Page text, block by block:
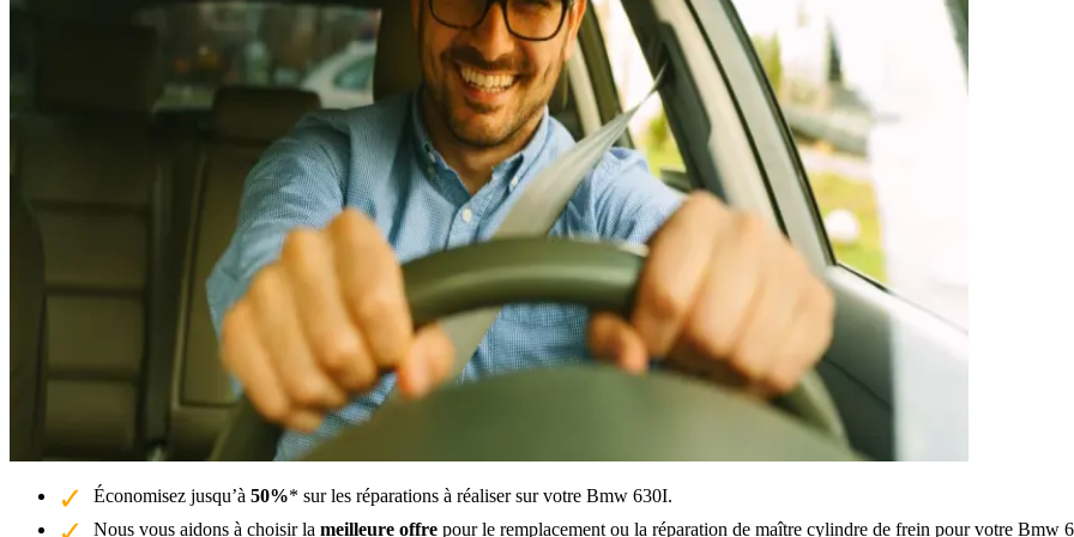
Économisez jusqu’à 50%* sur les réparations à réaliser sur votre Bmw 630I.
Nous vous aidons à choisir la meilleure offre pour le remplacement ou la réparation de maître cylindre de frein pour votre Bmw